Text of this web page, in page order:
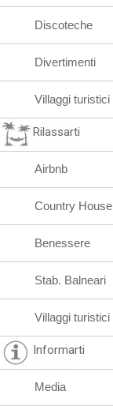
Discoteche
Divertimenti
Villaggi turistici
Rilassarti
Airbnb
Country House
Benessere
Stab. Balneari
Villaggi turistici
Informarti
Media